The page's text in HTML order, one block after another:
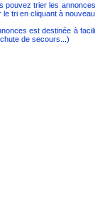
pouvez trier les
tri en cliquant à
est destinée à
de secours...)